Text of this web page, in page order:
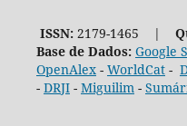
ISSN:2179-1465 |
Base de Dados: Google
OpenAlex- WorldCat-
- DRJI- Miguilim-